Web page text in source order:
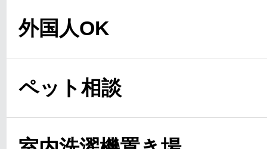
外国人OK
ペット相談